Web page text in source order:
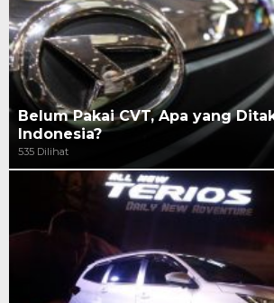
Belum Pakai CVT, Apa yang
Indonesia?
535 Dilihat